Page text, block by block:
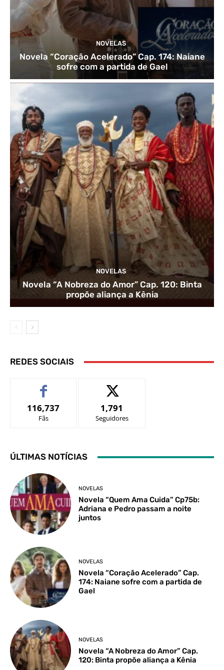
NOVELAS
Novela “Coração Acelerado” Cap. 174: Naiane
sofre com a partida de Gael
NOVELAS
Novela “A Nobreza do Amor” Cap. 120: Binta
propõe aliança a Kênia
REDES SOCIAIS
116,737
Fãs
1,791
Seguidores
ÚLTIMAS NOTÍCIAS
NOVELAS
Novela “Quem Ama Cuida” Cp75b:
Adriana e Pedro passam a noite
juntos
NOVELAS
Novela “Coração Acelerado” Cap.
174: Naiane sofre com a partida de
Gael
NOVELAS
Novela “A Nobreza do Amor” Cap.
120: Binta propõe aliança a Kênia